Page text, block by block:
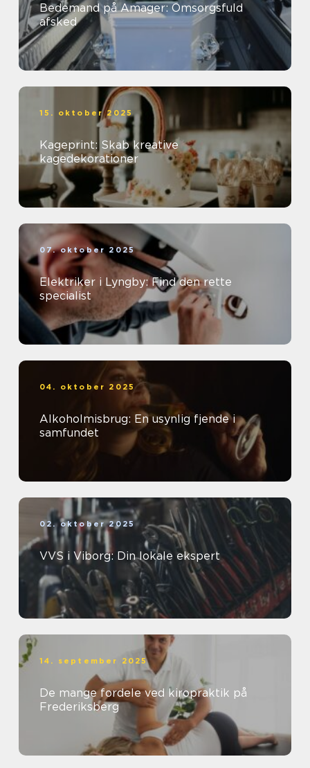
Bedemand på Amager: Omsorgsfuld
afsked
15. oktober 2025
Kageprint: Skab kreative
kagedekorationer
07. oktober 2025
Elektriker i Lyngby: Find den rette
specialist
04. oktober 2025
Alkoholmisbrug: En usynlig fjende i
samfundet
02. oktober 2025
VVS i Viborg: Din lokale ekspert
14. september 2025
De mange fordele ved kiropraktik på
Frederiksberg